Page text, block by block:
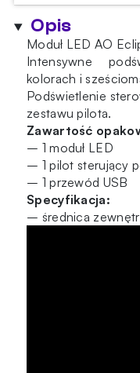
Ring
pod
talerzyk
19,5cm
Opis
Moduł LED AO
Intensywne
kolorach i
Podświetlenie
zestawu pilota.
Zawartość
– 1 moduł LED
– 1 pilot sterujący
– 1 przewód USB
Specyfikacja:
– średnica